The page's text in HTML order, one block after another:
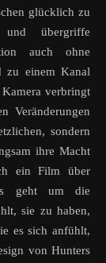
glücklich zu
und übergriffe
auch ohne
zu einem Kanal
verbringt
Veränderungen
sondern
ihre Macht
ein Film über
geht um die
sie zu haben,
es sich anfühlt,
von Hunters